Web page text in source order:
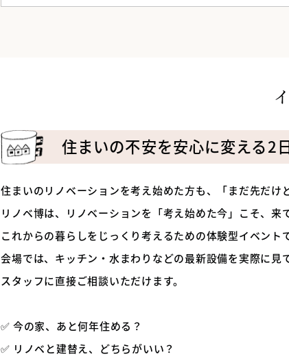
住まいの不安を安心に変える2
住まいのリノベーションを考え始めた方も、「まだ先だけ
リノベ博は、リノベーションを「考え始めた今」こそ、来
これからの暮らしをじっくり考えるための体験型イベントで
会場では、キッチン・水まわりなどの最新設備を実際に
スタッフに直接ご相談いただけます。
✅ 今の家、あと何年住める？
✅ リノベと建替え、どちらがいい？